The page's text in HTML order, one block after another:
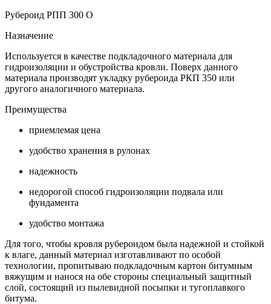
Рубероид РПП 300 О
Назначение
Используется в качестве подкладочного материала для
гидроизоляции и обустройства кровли. Поверх данного
материала производят укладку рубероида РКП 350 или
другого аналогичного материала.
Преимущества
приемлемая цена
удобство хранения в рулонах
надежность
недорогой способ гидроизоляции подвала или
фундамента
удобство монтажа
Для того, чтобы кровля рубероидом была надежной и стойкой
к влаге, данный материал изготавливают по особой
технологии, пропитываю подкладочным картон битумным
вяжущим и нанося на обе стороны специальный защитный
слой, состоящий из пылевидной посыпки и тугоплавкого
битума.